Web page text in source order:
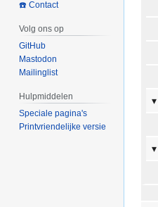
☎️ Contact
Volg ons op
GitHub
Mastodon
Mailinglist
Hulpmiddelen
Speciale pagina's
Printvriendelijke versie